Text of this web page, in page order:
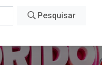
Pesquisar